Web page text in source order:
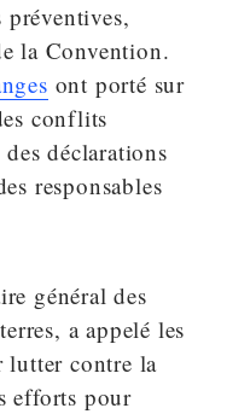
préventives,
la Convention.
ont porté sur
conflits
déclarations
responsables
général des
a appelé les
lutter contre la
efforts pour